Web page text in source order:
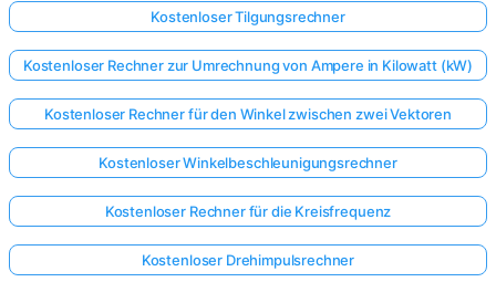
Kostenloser Tilgungsrechner
Kostenloser Rechner zur Umrechnung von Ampere in Kilowatt (kW)
Kostenloser Rechner für den Winkel zwischen zwei Vektoren
Kostenloser Winkelbeschleunigungsrechner
Kostenloser Rechner für die Kreisfrequenz
Kostenloser Drehimpulsrechner